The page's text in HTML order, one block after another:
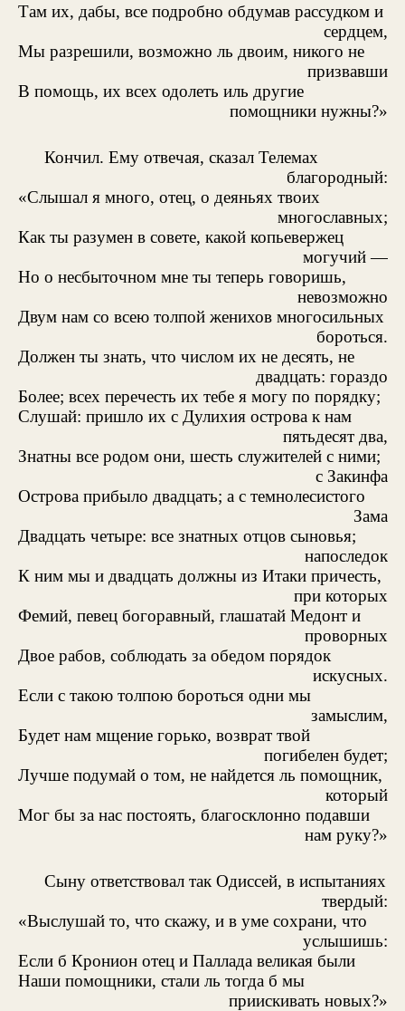
Там их, дабы, все подробно обдумав рассудком и
сердцем,
Мы разрешили, возможно ль двоим, никого не
призвавши
В помощь, их всех одолеть иль другие
помощники нужны?»
Кончил. Ему отвечая, сказал Телемах
благородный:
«Слышал я много, отец, о деяньях твоих
многославных;
Как ты разумен в совете, какой копьевержец
могучий —
Но о несбыточном мне ты теперь говоришь,
невозможно
Двум нам со всею толпой женихов многосильных
бороться.
Должен ты знать, что числом их не десять, не
двадцать: гораздо
Более; всех перечесть их тебе я могу по порядку;
Слушай: пришло их с Дулихия острова к нам
пятьдесят два,
Знатны все родом они, шесть служителей с ними;
с Закинфа
Острова прибыло двадцать; а с темнолесистого
Зама
Двадцать четыре: все знатных отцов сыновья;
напоследок
К ним мы и двадцать должны из Итаки причесть,
при которых
Фемий, певец богоравный, глашатай Медонт и
проворных
Двое рабов, соблюдать за обедом порядок
искусных.
Если с такою толпою бороться одни мы
замыслим,
Будет нам мщение горько, возврат твой
погибелен будет;
Лучше подумай о том, не найдется ль помощник,
который
Мог бы за нас постоять, благосклонно подавши
нам руку?»
Сыну ответствовал так Одиссей, в испытаниях
твердый:
«Выслушай то, что скажу, и в уме сохрани, что
услышишь:
Если б Кронион отец и Паллада великая были
Наши помощники, стали ль тогда б мы
приискивать новых?»